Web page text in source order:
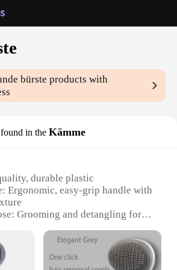
bürste products with
in the Kämme
durable plastic
Ergonomic, easy-grip handle with
Grooming and detangling for
Pet grooming brushes
Property: Effective in removing